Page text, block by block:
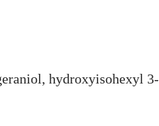
hydroxyisohexyl